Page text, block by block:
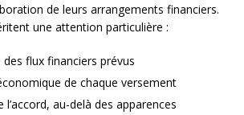
de leurs arrangements financiers.
une attention particulière :
flux financiers prévus
de chaque versement
l’accord, au-delà des apparences